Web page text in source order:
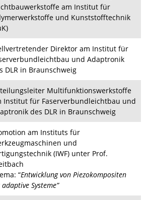
am Institut für
und Kunststofftechnik
Direktor am Institut für
und Adaptronik
DLR in Braunschweig
Multifunktionswerkstoffe
Institut für Faserverbundleichtbau und
des DLR in Braunschweig
am Instituts für
und
(IWF) unter Prof.
“Entwicklung von Piezokompositen
Systeme”